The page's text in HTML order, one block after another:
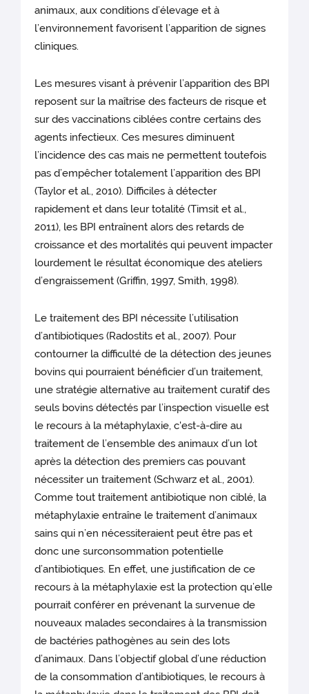
animaux, aux conditions d’élevage et à
l’environnement favorisent l’apparition de signes
cliniques.
Les mesures visant à prévenir l’apparition des BPI
reposent sur la maîtrise des facteurs de risque et
sur des vaccinations ciblées contre certains des
agents infectieux. Ces mesures diminuent
l’incidence des cas mais ne permettent toutefois
pas d’empêcher totalement l’apparition des BPI
(Taylor et al., 2010). Difficiles à détecter
rapidement et dans leur totalité (Timsit et al.,
2011), les BPI entraînent alors des retards de
croissance et des mortalités qui peuvent impacter
lourdement le résultat économique des ateliers
d’engraissement (Griffin, 1997, Smith, 1998).
Le traitement des BPI nécessite l’utilisation
d’antibiotiques (Radostits et al., 2007). Pour
contourner la difficulté de la détection des jeunes
bovins qui pourraient bénéficier d’un traitement,
une stratégie alternative au traitement curatif des
seuls bovins détectés par l’inspection visuelle est
le recours à la métaphylaxie, c'est-à-dire au
traitement de l’ensemble des animaux d’un lot
après la détection des premiers cas pouvant
nécessiter un traitement (Schwarz et al., 2001).
Comme tout traitement antibiotique non ciblé, la
métaphylaxie entraîne le traitement d’animaux
sains qui n’en nécessiteraient peut être pas et
donc une surconsommation potentielle
d’antibiotiques. En effet, une justification de ce
recours à la métaphylaxie est la protection qu’elle
pourrait conférer en prévenant la survenue de
nouveaux malades secondaires à la transmission
de bactéries pathogènes au sein des lots
d’animaux. Dans l’objectif global d’une réduction
de la consommation d’antibiotiques, le recours à